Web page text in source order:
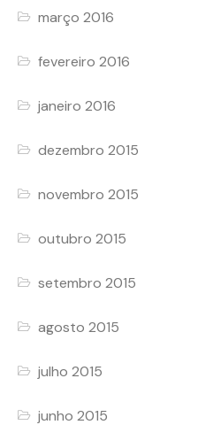
março 2016
fevereiro 2016
janeiro 2016
dezembro 2015
novembro 2015
outubro 2015
setembro 2015
agosto 2015
julho 2015
junho 2015